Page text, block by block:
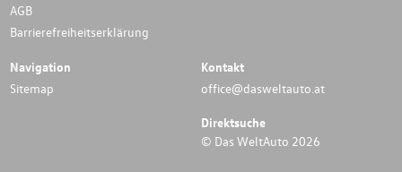
AGB
Barrierefreiheitserklärung
Navigation
Sitemap
Kontakt
office@dasweltauto.at
Direktsuche
© Das WeltAuto 2026